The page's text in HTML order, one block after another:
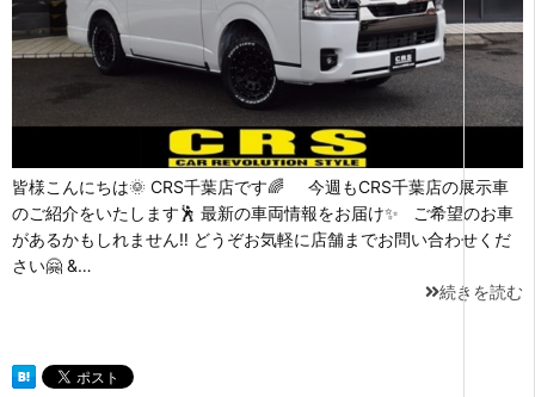
皆様こんにちは🌞 CRS千葉店です🌈 今週もCRS千葉店の展示車
のご紹介をいたします🕺 最新の車両情報をお届け✨ ご希望のお車
があるかもしれません‼ どうぞお気軽に店舗までお問い合わせくだ
さい🤗 &…
続きを読む